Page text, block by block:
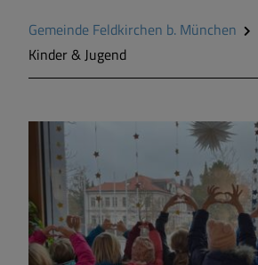
Gemeinde Feldkirchen b. München
Kinder & Jugend